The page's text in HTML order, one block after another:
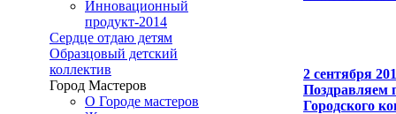
Инновационный
продукт-2014
Сердце отдаю детям
Образцовый детский
коллектив
Город Мастеров
О Городе мастеров
2 сентября
Поздравляем
Городского